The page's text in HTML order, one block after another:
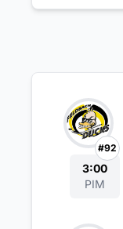
#92
3:00
PIM